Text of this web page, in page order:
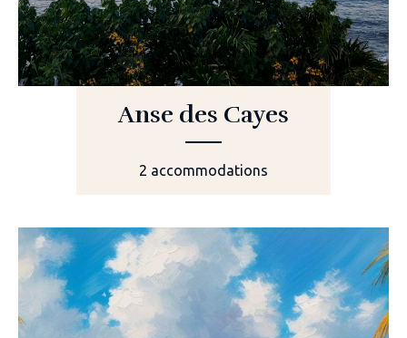
Anse des Cayes
2 accommodations